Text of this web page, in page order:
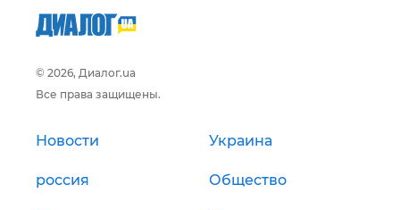
© 2026, Диалог.ua
Все права защищены.
Новости Украина
россия Общество